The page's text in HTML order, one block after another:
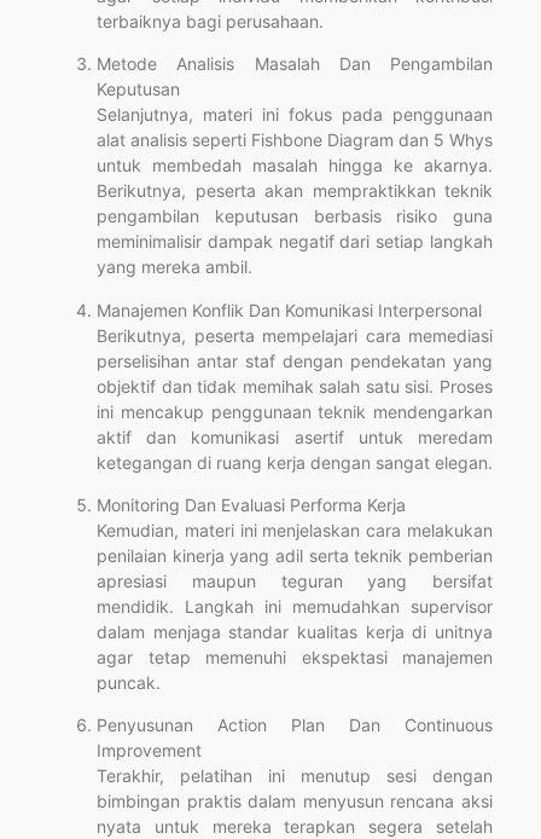
terbaiknya bagi perusahaan.
Metode Analisis Masalah Dan Pengambilan
Keputusan
Selanjutnya, materi ini fokus pada penggunaan
alat analisis seperti Fishbone Diagram dan 5 Whys
untuk membedah masalah hingga ke akarnya.
Berikutnya, peserta akan mempraktikkan teknik
pengambilan keputusan berbasis risiko guna
meminimalisir dampak negatif dari setiap langkah
yang mereka ambil.
Manajemen Konflik Dan Komunikasi Interpersonal
Berikutnya, peserta mempelajari cara memediasi
perselisihan antar staf dengan pendekatan yang
objektif dan tidak memihak salah satu sisi. Proses
ini mencakup penggunaan teknik mendengarkan
aktif dan komunikasi asertif untuk meredam
ketegangan di ruang kerja dengan sangat elegan.
Monitoring Dan Evaluasi Performa Kerja
Kemudian, materi ini menjelaskan cara melakukan
penilaian kinerja yang adil serta teknik pemberian
apresiasi maupun teguran yang bersifat
mendidik. Langkah ini memudahkan supervisor
dalam menjaga standar kualitas kerja di unitnya
agar tetap memenuhi ekspektasi manajemen
puncak.
Penyusunan Action Plan Dan Continuous
Improvement
Terakhir, pelatihan ini menutup sesi dengan
bimbingan praktis dalam menyusun rencana aksi
nyata untuk mereka terapkan segera setelah